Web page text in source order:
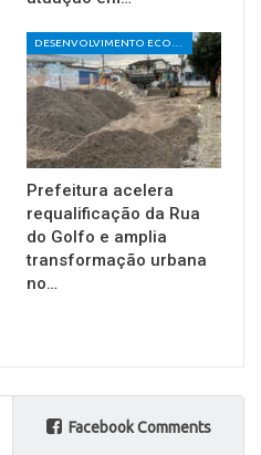
Prefeitura acelera
requalificação da Rua
do Golfo e amplia
transformação urbana
no…
Facebook Comments